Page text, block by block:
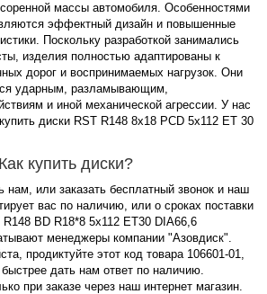
массы автомобиля. Особенностями
эффектный дизайн и повышенные
Поскольку разработкой занимались
изделия полностью адаптированы к
дорог и воспринимаемых нагрузок. Они
ударным, разламывающим,
и иной механической агрессии. У нас
диски RST R148 8x18 PCD 5x112 ET 30
Как купить диски?
нам, или заказать бесплатный звонок и наш
вас по наличию, или о сроках поставки
BD R18*8 5x112 ET30 DIA66,6
менеджеры компании "Азовдиск".
продиктуйте этот код товара 106601-01,
быстрее дать нам ответ по наличию.
при заказе через наш интернет магазин.